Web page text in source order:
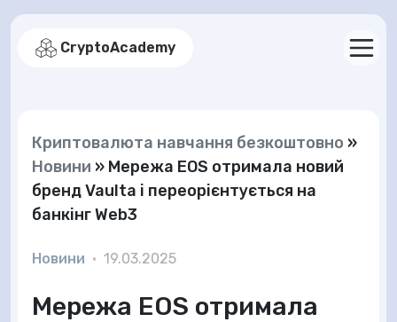
CryptoAcademy
Криптовалюта навчання безкоштовно »
Новини » Мережа EOS отримала новий
бренд Vaulta і переорієнтується на
банкінг Web3
Новини • 19.03.2025
Мережа EOS отримала